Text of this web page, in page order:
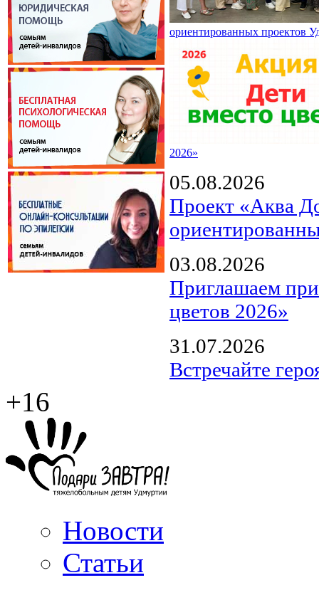
ориентированных проектов
2026»
05.08.2026
Проект «Аква
03.08.2026
Приглашаем
цветов 2026»
31.07.2026
Встречайте
+16
Новости
Статьи